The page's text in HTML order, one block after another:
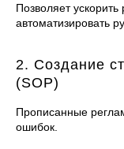
Позволяет
автоматизировать
2. Создание
(SOP)
Прописанные
ошибок.